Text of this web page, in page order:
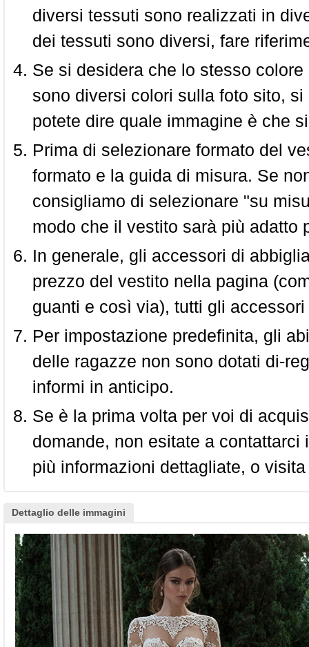
diversi tessuti sono realizzati in
dei tessuti sono diversi, fare
Se si desidera che lo stesso
sono diversi colori sulla foto sito,
potete dire quale immagine è che
Prima di selezionare formato del
formato e la guida di misura. Se
consigliamo di selezionare "su
modo che il vestito sarà più adatto
In generale, gli accessori di
prezzo del vestito nella pagina
guanti e così via), tutti gli
Per impostazione predefinita, gli
delle ragazze non sono dotati di-
informi in anticipo.
Se è la prima volta per voi di
domande, non esitate a
più informazioni dettagliate, o
Dettaglio delle immagini